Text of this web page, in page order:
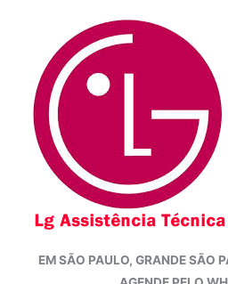
conteúdo
EM SÃO PAULO, GRANDE SÃO